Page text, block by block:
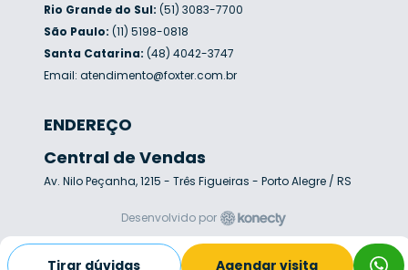
Tirar dúvidas Agendar visita
Rio Grande do Sul: (51) 3083-7700
São Paulo: (11) 5198-0818
Santa Catarina: (48) 4042-3747
Email: atendimento@foxter.com.br
ENDEREÇO
Central de Vendas
Av. Nilo Peçanha, 1215 - Três Figueiras - Porto Alegre / RS
Desenvolvido por